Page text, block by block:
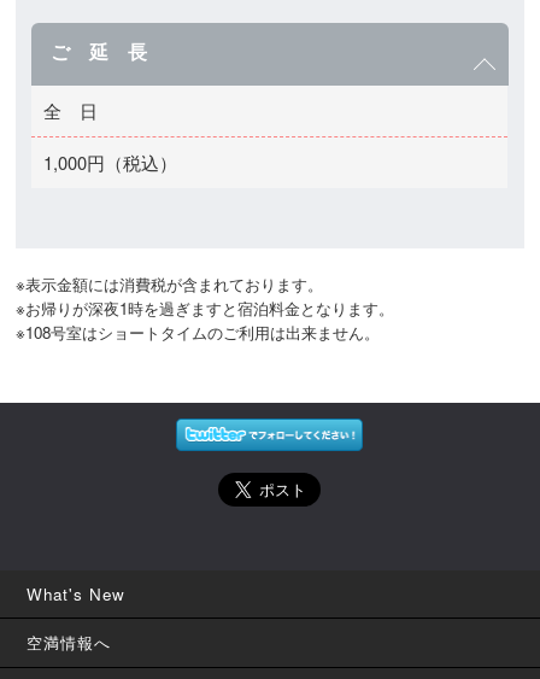
ご 延 長
全 日
1,000円（税込）
※表示金額には消費税が含まれております。
※お帰りが深夜1時を過ぎますと宿泊料金となります。
※108号室はショートタイムのご利用は出来ません。
What's New
空満情報へ